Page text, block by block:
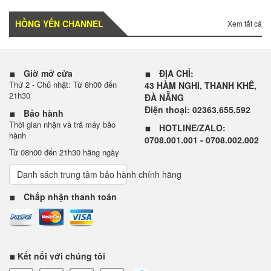
Pin dung lượng đến 2500mAh làm việc
liên tục được khoảng 90 phút, khi sắp
hết pin, máy tự quay về đế sạc
HỒNG YẾN CHANNEL Xem tất cả
Giờ mở cửa
Thứ 2 - Chủ nhật: Từ 8h00 đến
21h30
Bảo hành
Thời gian nhận và trả máy bảo
hành
Từ 08h00 đến 21h30 hằng ngày
Danh sách trung tâm bảo hành chính hãng
Chấp nhận thanh toán
ĐỊA CHỈ:
43 HÀM NGHI, THANH KHÊ,
ĐÀ NẴNG
Điện thoại: 02363.655.592
HOTLINE/ZALO:
0708.001.001 - 0708.002.002
Kết nối với chúng tôi